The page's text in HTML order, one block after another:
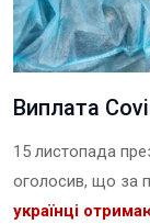
Виплата
15 листопада
оголосив, що за
українці